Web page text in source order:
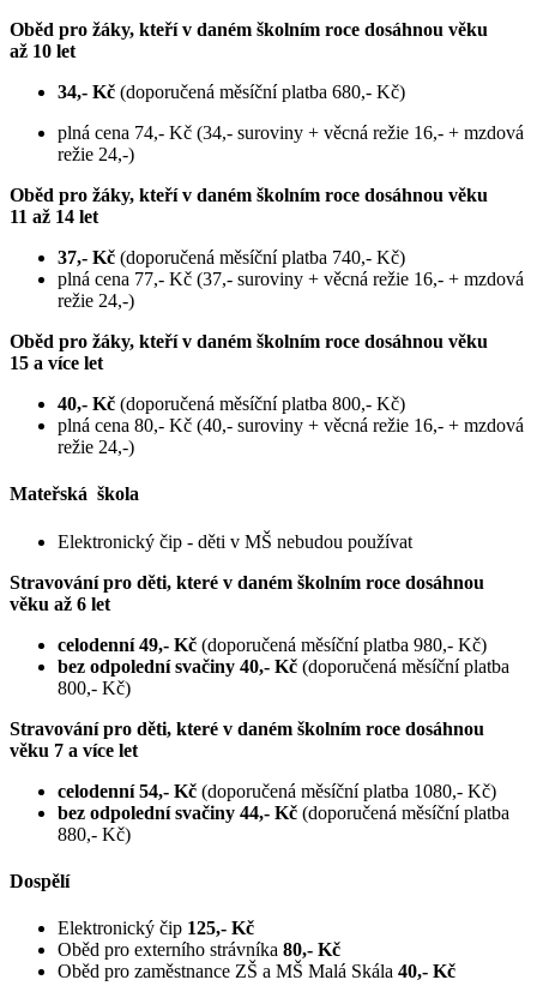
Oběd pro žáky, kteří v daném školním roce dosáhnou věku
až 10 let
34,- Kč (doporučená měsíční platba 680,- Kč)
plná cena 74,- Kč (34,- suroviny + věcná režie 16,- + mzdová
režie 24,-)
Oběd pro žáky, kteří v daném školním roce dosáhnou věku
11 až 14 let
37,- Kč (doporučená měsíční platba 740,- Kč)
plná cena 77,- Kč (37,- suroviny + věcná režie 16,- + mzdová
režie 24,-)
Oběd pro žáky, kteří v daném školním roce dosáhnou věku
15 a více let
40,- Kč (doporučená měsíční platba 800,- Kč)
plná cena 80,- Kč (40,- suroviny + věcná režie 16,- + mzdová
režie 24,-)
Mateřská škola
Elektronický čip - děti v MŠ nebudou používat
Stravování pro děti, které v daném školním roce dosáhnou
věku až 6 let
celodenní 49,- Kč (doporučená měsíční platba 980,- Kč)
bez odpolední svačiny 40,- Kč (doporučená měsíční platba
800,- Kč)
Stravování pro děti, které v daném školním roce dosáhnou
věku 7 a více let
celodenní 54,- Kč (doporučená měsíční platba 1080,- Kč)
bez odpolední svačiny 44,- Kč (doporučená měsíční platba
880,- Kč)
Dospělí
Elektronický čip 125,- Kč
Oběd pro externího strávníka 80,- Kč
Oběd pro zaměstnance ZŠ a MŠ Malá Skála 40,- Kč